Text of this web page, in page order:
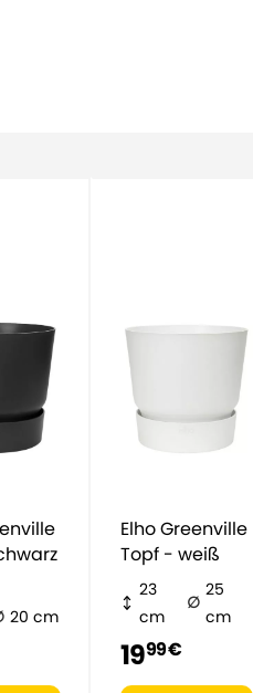
20 cm
Elho Greenville
Topf - weiß
23
cm
25
cm
1999 €